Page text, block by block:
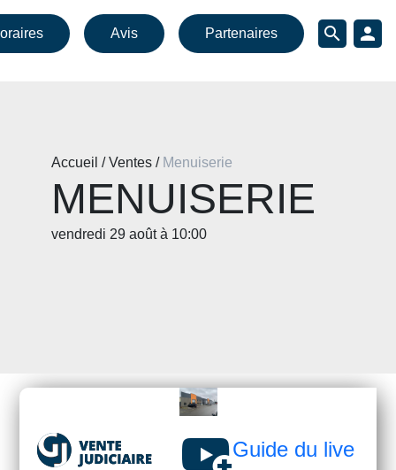
Avis Partenaires search person
Accueil / Ventes / Menuiserie
MENUISERIE
vendredi 29 août à 10:00
youtube_activityGuide du live